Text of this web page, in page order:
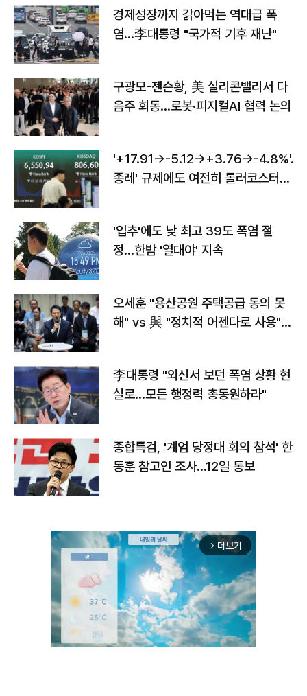
경제성장까지 갉아먹는 역대급 폭
염…李대통령 "국가적 기후 재난"
구광모-젠슨황, 美 실리콘밸리서 다
음주 회동…로봇·피지컬AI 협력 논의
'+17.91→-5.12→+3.76→-4.8%'…'
종레' 규제에도 여전히 롤러코스터
'입추'에도 낮 최고 39도 폭염 절
정…한밤 '열대야' 지속
오세훈 "용산공원 주택공급 동의 못
해" vs 與 "정치적 어젠다로 사용"
李대통령 "외신서 보던 폭염 상황 현
실로…모든 행정력 총동원하라"
종합특검, '계엄 당정대 회의 참석' 한
동훈 참고인 조사...12일 통보
arrow_forward_ios 더보기